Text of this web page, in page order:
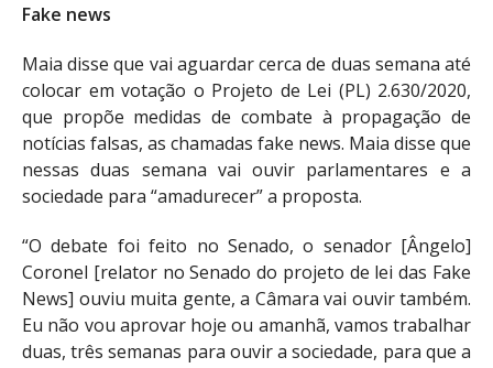
Fake news
Maia disse que vai aguardar cerca de duas semana até
colocar em votação o Projeto de Lei (PL) 2.630/2020,
que propõe medidas de combate à propagação de
notícias falsas, as chamadas fake news. Maia disse que
nessas duas semana vai ouvir parlamentares e a
sociedade para “amadurecer” a proposta.
“O debate foi feito no Senado, o senador [Ângelo]
Coronel [relator no Senado do projeto de lei das Fake
News] ouviu muita gente, a Câmara vai ouvir também.
Eu não vou aprovar hoje ou amanhã, vamos trabalhar
duas, três semanas para ouvir a sociedade, para que a